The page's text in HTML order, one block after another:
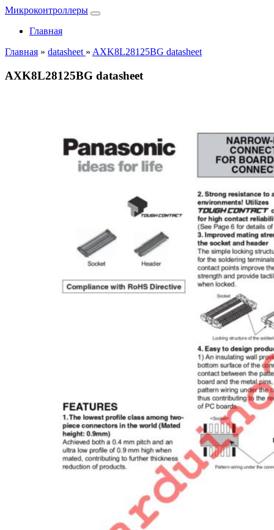
Микроконтроллеры
Главная
Главная » datasheet » AXK8L28125BG datasheet
AXK8L28125BG datasheet